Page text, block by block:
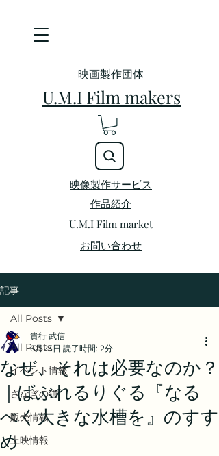
映画製作団体
U.M.I Film makers
映像製作サービス
U.M.I Film market
​作品紹介
お問い合わせ
記事
All Posts
イベント情報
さなぎの猫
販売情報
上映情報
All Posts
なぜ、それは必要なのか？
｜ばぶれるりぐる『なる
べく大きな水槽を』のすす
め
貴行 武信
6月23日 読了時間: 2分